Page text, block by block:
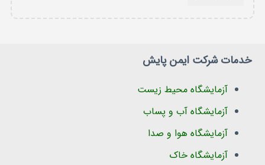
خدمات شرکت ایمن پایش
آزمایشگاه محیط زیست
آزمایشگاه آب و پساب
آزمایشگاه هوا و صدا
آزمایشگاه خاک